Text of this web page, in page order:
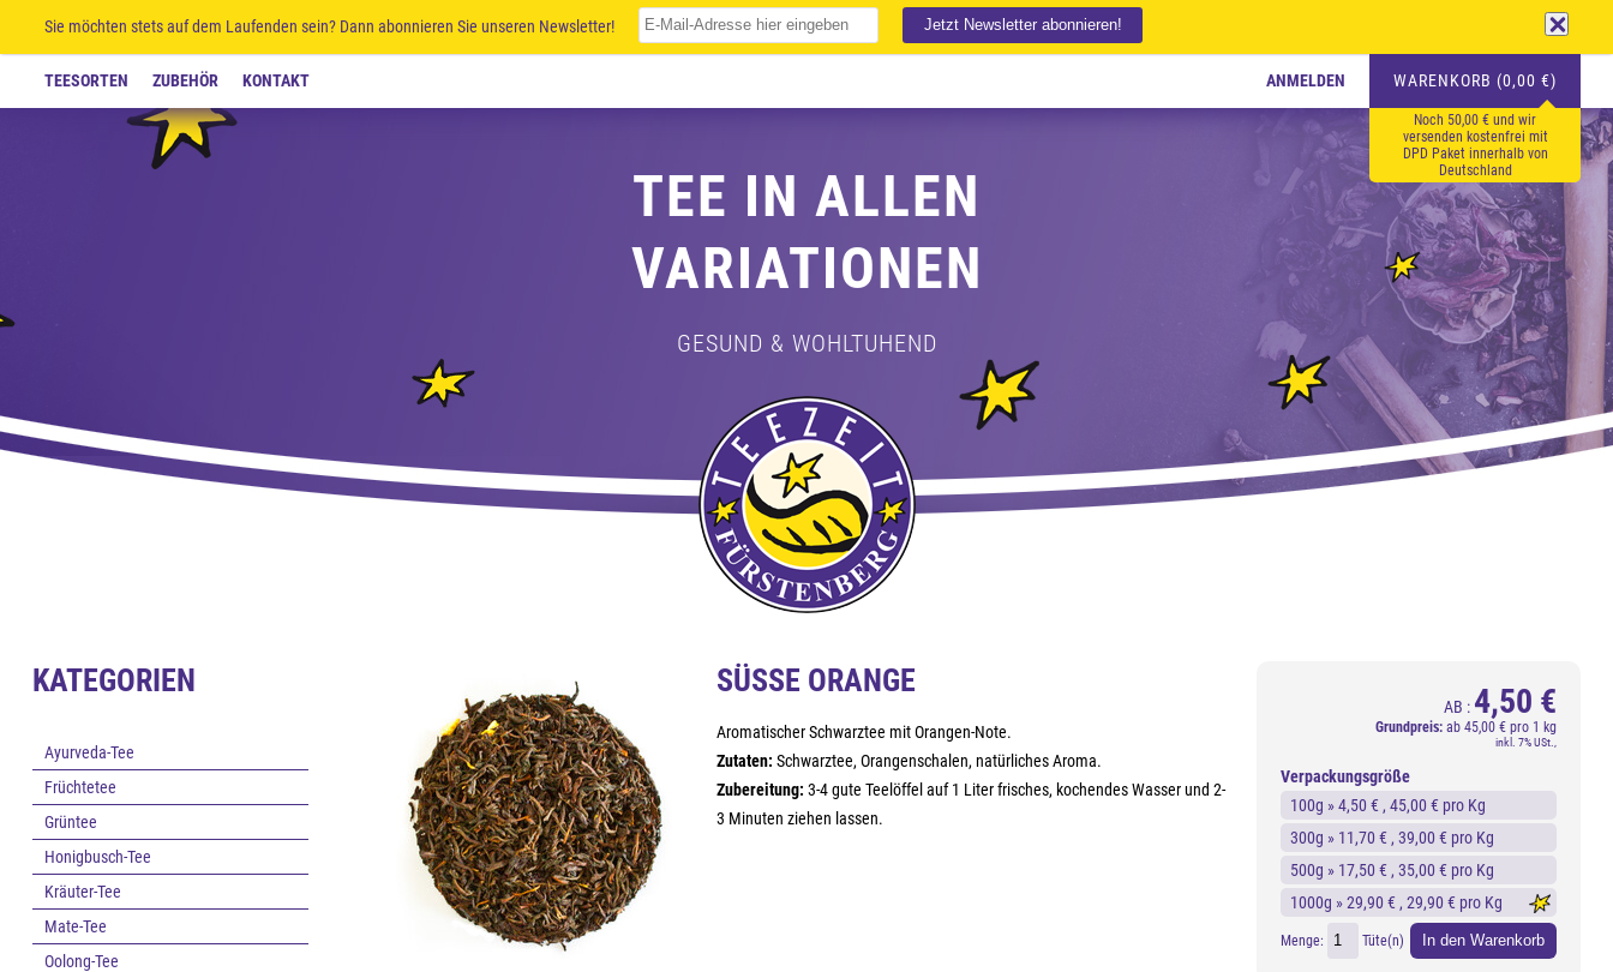
Sie möchten stets auf dem Laufenden sein? Dann abonnieren Sie unseren Newsletter!
TEESORTEN ZUBEHÖR KONTAKT ANMELDEN WARENKORB (0,00 €)
Noch 50,00 € und wir
versenden kostenfrei mit
DPD Paket innerhalb von
Deutschland
TEE IN ALLEN
VARIATIONEN
GESUND & WOHLTUHEND
KATEGORIEN
Ayurveda-Tee
Früchtetee
Grüntee
Honigbusch-Tee
Kräuter-Tee
Mate-Tee
Oolong-Tee
SÜSSE ORANGE
Aromatischer Schwarztee mit Orangen-Note.
Zutaten: Schwarztee, Orangenschalen, natürliches Aroma.
Zubereitung: 3-4 gute Teelöffel auf 1 Liter frisches, kochendes Wasser und 2-
3 Minuten ziehen lassen.
AB : 4,50 €
Grundpreis: ab 45,00 € pro 1 kg
inkl. 7% USt.,
Verpackungsgröße
100g »4,50 € , 45,00 € pro Kg
300g » 11,70 € , 39,00 € pro Kg
500g » 17,50 € , 35,00 € pro Kg
1000g »29,90 € , 29,90 € pro Kg
Menge: Tüte(n) In den Warenkorb